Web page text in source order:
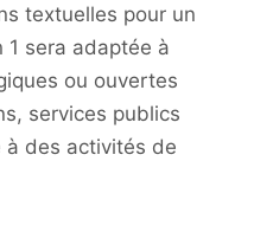
textuelles pour un
1 sera adaptée à
ou ouvertes
services publics
à des activités de